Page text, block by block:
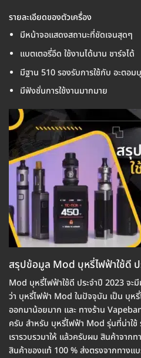
รายละเอียดของตัวเครื่อง
มีหน้าจอแสดงสถานะที่ชัดเจนสุดๆ
แบตเตอรี่อึด ใช้งานได้นาน ชาร์จได้
มีฐาน 510 รองรับการใช้กับ อะตอม
มีฟังชั่นการใช้งานมากมาย
สรุปข้อมูล Mod บุหรี่ไฟฟ้าใช้ดี
Mod บุหรี่ไฟฟ้าใช้ดี ประจำปี 2023 จะ
ว่า บุหรี่ไฟฟ้า Mod ในปัจจุบัน เป็น บุห
ออกมาน้อยมาก และ ทางร้าน
ครับ สำหรับ บุหรี่ไฟฟ้า Mod รุ่นที่น่าใ
เรารวบรวมาให้ แล้วครับผม สินค้าจาก
สินค้าของแท้ 100 % ส่งตรงจากทาง